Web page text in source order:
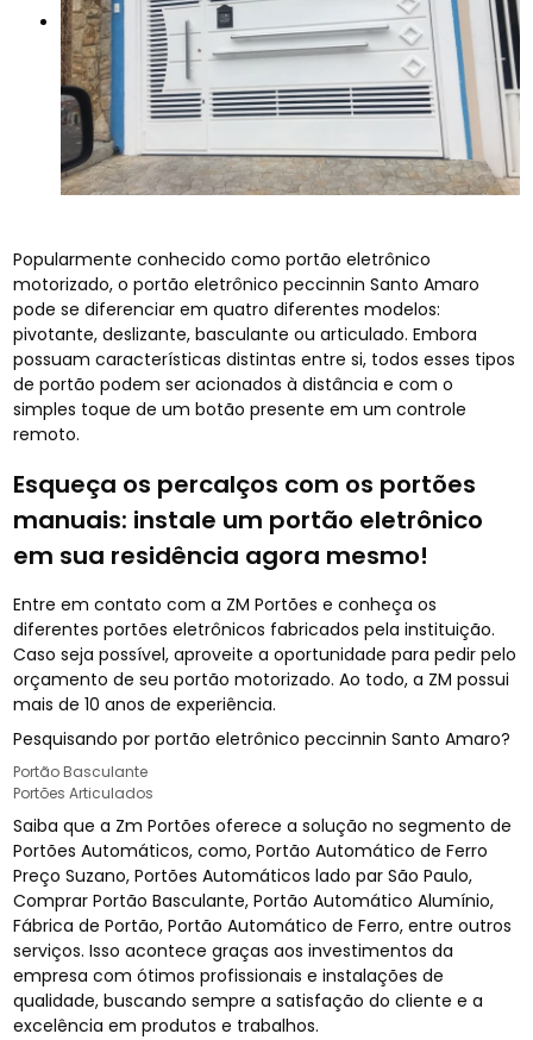
Popularmente conhecido como portão eletrônico
motorizado, o portão eletrônico peccinnin Santo Amaro
pode se diferenciar em quatro diferentes modelos:
pivotante, deslizante, basculante ou articulado. Embora
possuam características distintas entre si, todos esses tipos
de portão podem ser acionados à distância e com o
simples toque de um botão presente em um controle
remoto.
Esqueça os percalços com os portões
manuais: instale um portão eletrônico
em sua residência agora mesmo!
Entre em contato com a ZM Portões e conheça os
diferentes portões eletrônicos fabricados pela instituição.
Caso seja possível, aproveite a oportunidade para pedir pelo
orçamento de seu portão motorizado. Ao todo, a ZM possui
mais de 10 anos de experiência.
Pesquisando por portão eletrônico peccinnin Santo Amaro?
Portão Basculante
Portões Articulados
Saiba que a Zm Portões oferece a solução no segmento de
Portões Automáticos, como, Portão Automático de Ferro
Preço Suzano, Portões Automáticos lado par São Paulo,
Comprar Portão Basculante, Portão Automático Alumínio,
Fábrica de Portão, Portão Automático de Ferro, entre outros
serviços. Isso acontece graças aos investimentos da
empresa com ótimos profissionais e instalações de
qualidade, buscando sempre a satisfação do cliente e a
excelência em produtos e trabalhos.